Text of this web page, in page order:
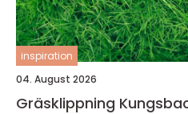
inspiration
04. August 2026
Gräsklippning